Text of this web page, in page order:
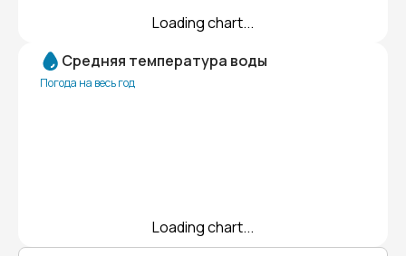
Loading chart...
Средняя температура воды
Погода на весь год
Loading chart...